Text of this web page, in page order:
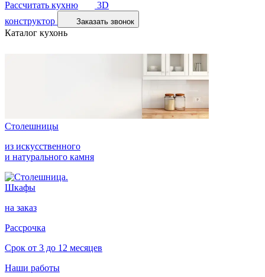
Рассчитать кухню
3D
конструктор
Заказать звонок
Каталог кухонь
Столешницы
из искусственного
и натурального камня
Шкафы
на заказ
Рассрочка
Срок от 3 до 12 месяцев
Наши работы